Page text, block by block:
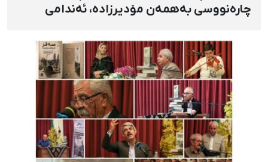
چارەنووسی بەهمەن مۆدیرزادە، ئەندامی
لە دژی لەسێدارەدان